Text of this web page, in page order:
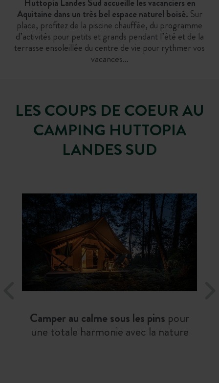
Huttopia Landes Sud accueille les vacanciers en
Aquitaine dans un très bel espace naturel boisé. Sur
place, profitez de la piscine chauffée, du programme
d’activités pour petits et grands pendant l’été et de la
terrasse ensoleillée du centre de vie pour rythmer vos
vacances…
LES COUPS DE COEUR AU
CAMPING HUTTOPIA
LANDES SUD
Camper au calme sous les pins pour
une totale harmonie avec la nature